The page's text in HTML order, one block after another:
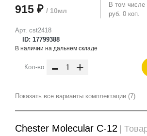
Арт. cst2418
ID: 17799388
915 ₽ / 10мл
В том
руб. 0 коп.
В наличии на дальнем складе
Кол-во - +
Показать все варианты комплектации (7)
Chester Molecular C-12 |